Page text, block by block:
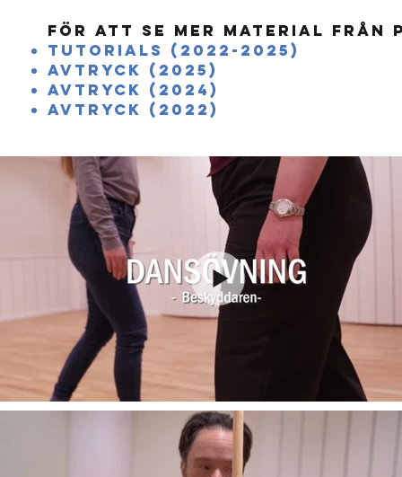
För att se mer material
tutorials (2022-2025)
Avtryck (2025)
Avtryck (2024)
avtryck (2022)